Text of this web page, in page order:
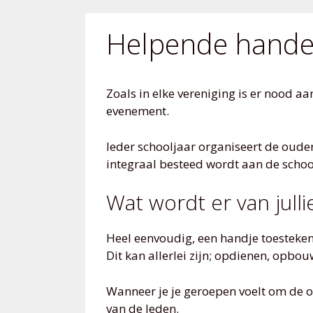
Helpende
Zoals in elke vereniging is er nood
evenement.
Ieder schooljaar organiseert de
integraal besteed wordt aan de
Wat wordt er van
Heel eenvoudig, een handje
Dit kan allerlei zijn; opdienen,
Wanneer je je geroepen voelt om de
van de leden.